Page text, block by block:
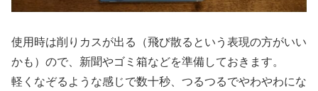
使用時は削りカスが出る（飛び散るという表現の方がいい
かも）ので、新聞やゴミ箱などを準備しておきます。
軽くなぞるような感じで数十秒、つるつるでやわやわにな